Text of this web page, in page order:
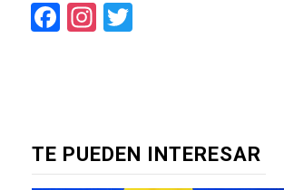
Facebook
Instagram
TE PUEDEN INTERESAR